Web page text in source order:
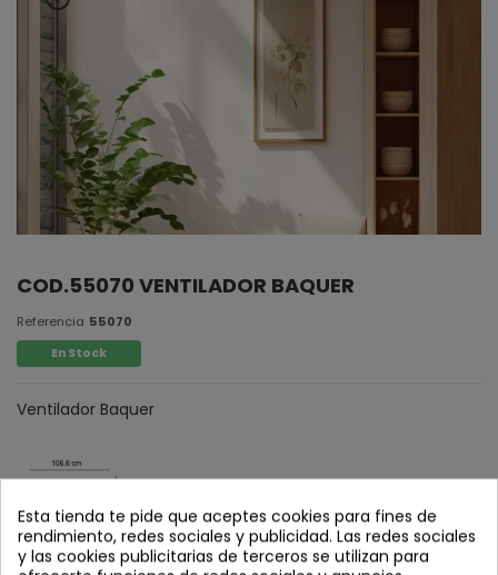
COD.55070 VENTILADOR BAQUER
Referencia 55070
En Stock
Ventilador Baquer
Esta tienda te pide que aceptes cookies para fines de
rendimiento, redes sociales y publicidad. Las redes sociales
y las cookies publicitarias de terceros se utilizan para